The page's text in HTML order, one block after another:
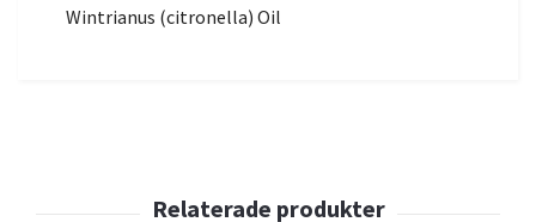
Wintrianus (citronella) Oil